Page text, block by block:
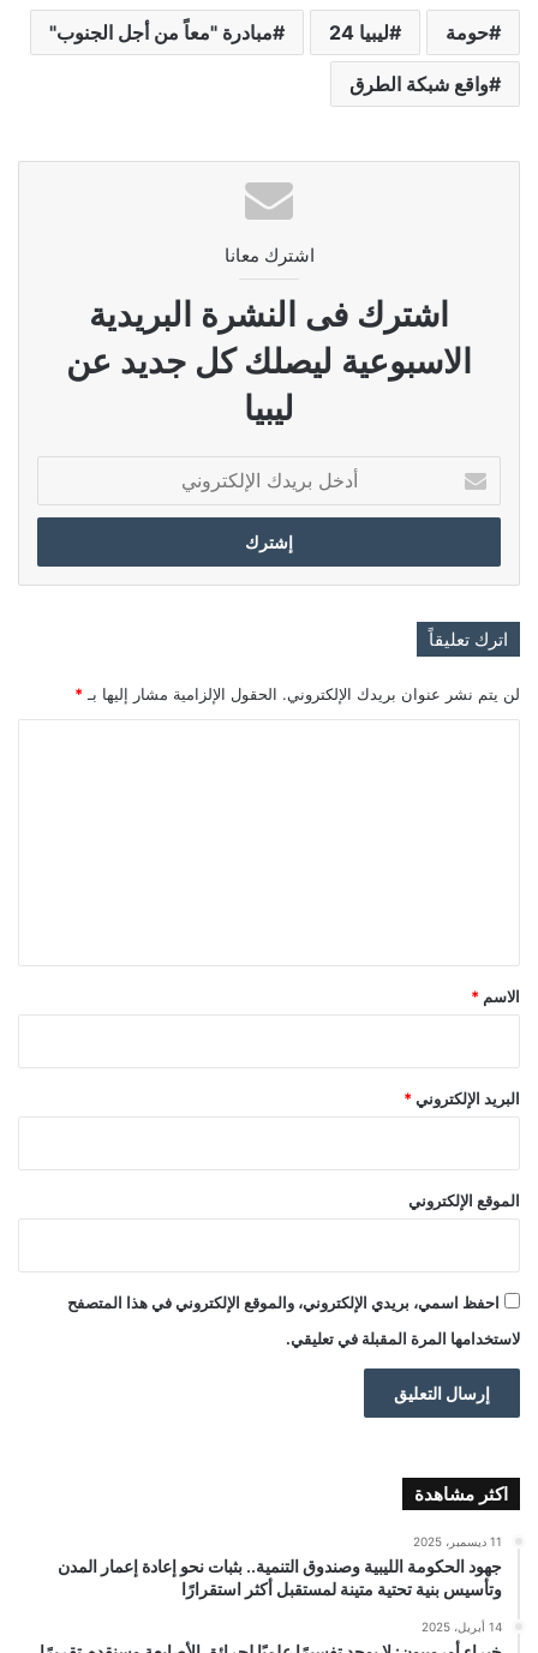
حومة ليبيا 24 مبادرة "معاً من أجل الجنوب"
واقع شبكة الطرق
اشترك معانا
اشترك فى النشرة البريدية
الاسبوعية ليصلك كل جديد عن
ليبيا
بريدك
الإلكتروني
اترك تعليقاً
لن يتم نشر عنوان بريدك الإلكتروني. الحقول الإلزامية مشار إليها بـ *
*
الاسم *
البريد الإلكتروني *
الموقع الإلكتروني
احفظ اسمي، بريدي الإلكتروني، والموقع الإلكتروني في هذا المتصفح
لاستخدامها المرة المقبلة في تعليقي.
اكثر مشاهدة
11 ديسمبر، 2025
جهود الحكومة الليبية وصندوق التنمية.. بثبات نحو إعادة إعمار المدن
وتأسيس بنية تحتية متينة لمستقبل أكثر استقرارًا
14 أبريل، 2025